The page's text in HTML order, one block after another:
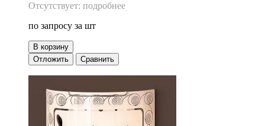
Отсутствует: подробнее
по запросу за шт
В корзину
Отложить
Сравнить